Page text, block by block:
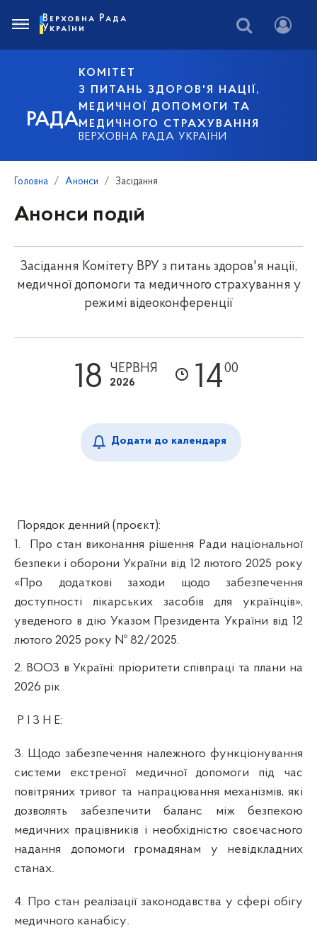
РАДА
КОМІТЕТ
З ПИТАНЬ ЗДОРОВ'Я НАЦІЇ,
МЕДИЧНОЇ ДОПОМОГИ ТА
МЕДИЧНОГО СТРАХУВАННЯ
ВЕРХОВНА РАДА УКРАЇНИ
Верховна Рада
України
Головна Анонси Засідання
Анонси подій
Засідання Комітету ВРУ з питань здоров'я нації,
медичної допомоги та медичного страхування у
режимі відеоконференції
18 ЧЕРВНЯ
2026 1400
Додати до календаря
Порядок денний (проєкт):
1.
Про стан виконання рішення Ради національної
безпеки і оборони України від 12 лютого 2025 року
«Про додаткові заходи щодо забезпечення
доступності лікарських засобів для українців»,
уведеного в дію Указом Президента України від 12
лютого 2025 року № 82/2025.
2. ВООЗ в Україні: пріоритети співпраці та плани на
2026 рік.
Р І З Н Е:
3. Щодо забезпечення належного функціонування
системи екстреної медичної допомоги під час
повітряних тривог та напрацювання механізмів, які
дозволять забезпечити баланс між безпекою
медичних працівників і необхідністю своєчасного
надання допомоги громадянам у невідкладних
станах.
4. Про стан реалізації законодавства у сфері обігу
медичного канабісу.